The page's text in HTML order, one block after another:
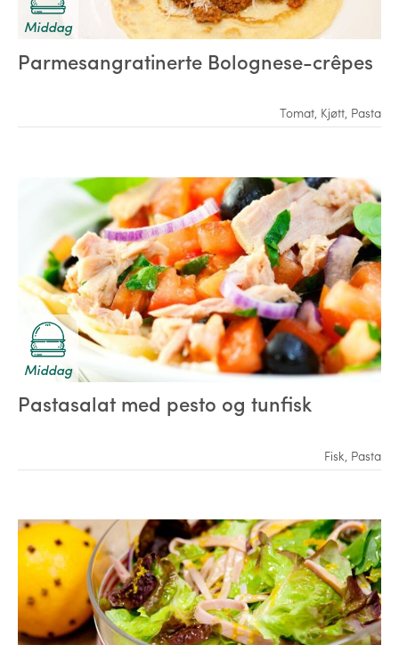
Middag
Parmesangratinerte Bolognese-crêpes
Tomat, Kjøtt, Pasta
Middag
Pastasalat med pesto og tunfisk
Fisk Pasta